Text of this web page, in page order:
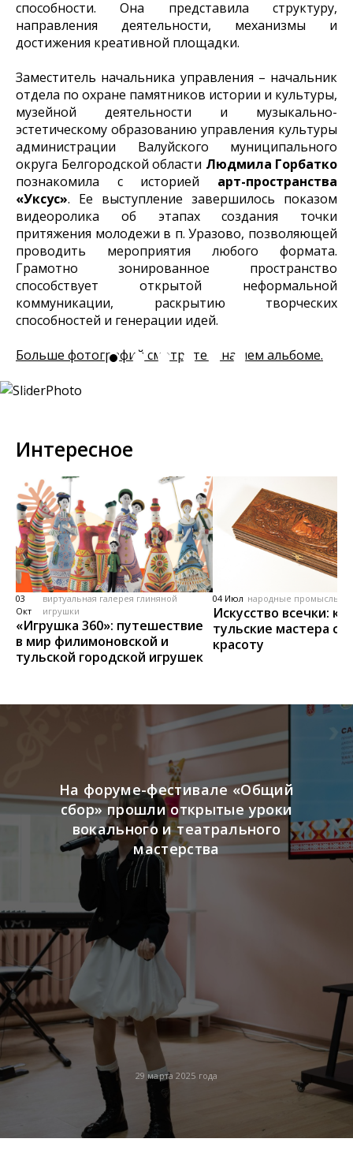
способности. Она представила структуру,
направления деятельности, механизмы и
достижения креативной площадки.
Заместитель начальника управления – начальник
отдела по охране памятников истории и культуры,
музейной деятельности и музыкально-
эстетическому образованию управления культуры
администрации Валуйского муниципального
округа Белгородской области Людмила Горбатко
познакомила с историей арт-пространства
«Уксус». Ее выступление завершилось показом
видеоролика об этапах создания точки
притяжения молодежи в п. Уразово, позволяющей
проводить мероприятия любого формата.
Грамотно зонированное пространство
способствует открытой неформальной
коммуникации, раскрытию творческих
способностей и генерации идей.
Больше фотографий смотрите в нашем альбоме.
Интересное
03
Окт
виртуальная галерея глиняной
игрушки
«Игрушка 360»: путешествие
в мир филимоновской и
тульской городской игрушек
04 Июл народные промыслы,
Искусство всечки: как
тульские мастера
красоту
29 марта 2025 года
На форуме-фестивале «Общий
сбор» прошли открытые уроки
вокального и театрального
мастерства